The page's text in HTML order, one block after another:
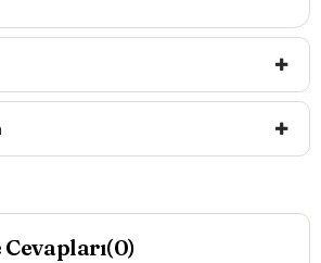
kargoya veriliş tarihinden itibaren
mesafelerden dolayı
alıcıya aittir
alırken hasarlı olabileceğini